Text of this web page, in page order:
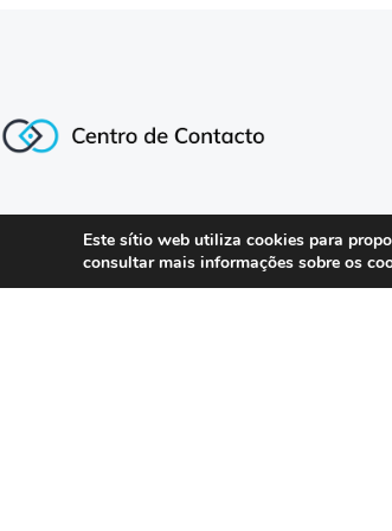
Especialistas em conformidade
regulatória para contact centers, call
centers e operações omnicanal em
Este sítio web utiliza cookies para
consultar mais informações sobre os